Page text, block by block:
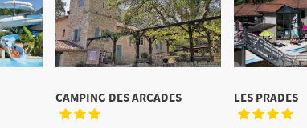
CAMPING DES ARCADES LES PRADES